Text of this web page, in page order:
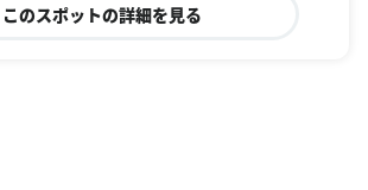
このスポットの詳細を見る